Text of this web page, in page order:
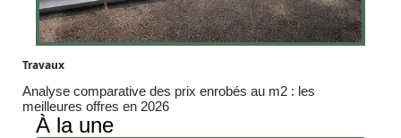
Travaux
Analyse comparative des prix enrobés au m2 : les
meilleures offres en 2026
À la une